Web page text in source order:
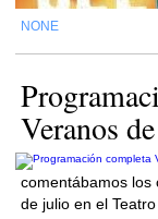
NONE
Veranos
comentábamos los
de julio en el